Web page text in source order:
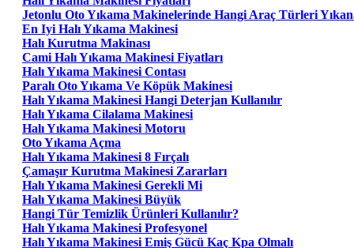
Jetonlu Oto Yıkama Makinelerinde Hangi Araç Türleri
En Iyi Halı Yıkama Makinesi
Halı Kurutma Makinası
Cami Halı Yıkama Makinesi Fiyatları
Halı Yıkama Makinesi Contası
Paralı Oto Yıkama Ve Köpük Makinesi
Halı Yıkama Makinesi Hangi Deterjan Kullanılır
Halı Yıkama Cilalama Makinesi
Halı Yıkama Makinesi Motoru
Oto Yıkama Açma
Halı Yıkama Makinesi 8 Fırçalı
Çamaşır Kurutma Makinesi Zararları
Halı Yıkama Makinesi Gerekli Mi
Halı Yıkama Makinesi Büyük
Hangi Tür Temizlik Ürünleri Kullanılır?
Halı Yıkama Makinesi Profesyonel
Halı Yıkama Makinesi Emiş Gücü Kaç Kpa Olmalı